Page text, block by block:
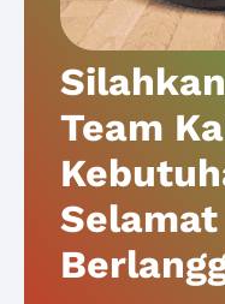
Team
Selamat